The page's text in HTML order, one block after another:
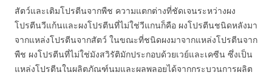
สัตว์และเติมโปรตีนจากพืช ความแตกต่างที่ชัดเจนระหว่างผง
โปรตีนวีแก้นและผงโปรตีนที่ไม่ใช่วีแกนก็คือ ผงโปรตีนชนิดหลังมา
จากแหล่งโปรตีนจากสัตว์ ในขณะที่ชนิดผงมาจากแหล่งโปรตีนจาก
พืช ผงโปรตีนที่ไม่ใช่มังสวิรัติมักประกอบด้วยเวย์และเคซีน ซึ่งเป็น
แหล่งโปรตีนในผลิตภัณฑ์นมและผลพลอยได้จากกระบวนการผลิต